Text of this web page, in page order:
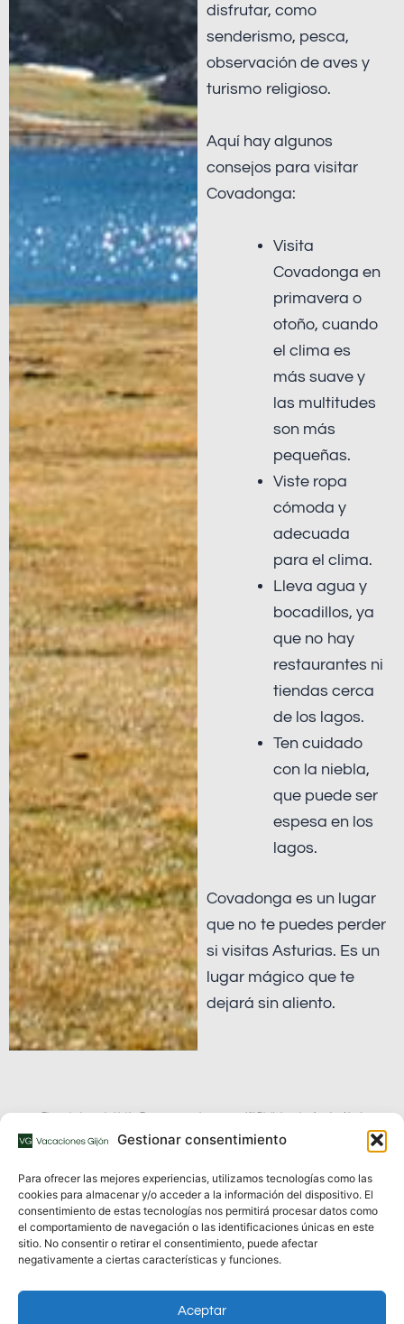
Gestionar consentimiento
Para ofrecer las mejores experiencias, utilizamos tecnologías como las
cookies para almacenar y/o acceder a la información del dispositivo. El
consentimiento de estas tecnologías nos permitirá procesar datos como
el comportamiento de navegación o las identificaciones únicas en este
sitio. No consentir o retirar el consentimiento, puede afectar
negativamente a ciertas características y funciones.
Aceptar
disfrutar, como
senderismo, pesca,
observación de aves y
turismo religioso.
Aquí hay algunos
consejos para visitar
Covadonga:
Visita
Covadonga en
primavera o
otoño, cuando
el clima es
más suave y
las multitudes
son más
pequeñas.
Viste ropa
cómoda y
adecuada
para el clima.
Lleva agua y
bocadillos, ya
que no hay
restaurantes ni
tiendas cerca
de los lagos.
Ten cuidado
con la niebla,
que puede ser
espesa en los
lagos.
Covadonga es un lugar
que no te puedes perder
si visitas Asturias. Es un
lugar mágico que te
dejará sin aliento.
Financiado por la Unión Europea con el programa Kit Digital por los fondos Next
Generation (EU) del mecanismo de recuperación y resiliencia
Inicio|Nuestros apartamentos|Actividades|Contacto
Política de cookies (UE)